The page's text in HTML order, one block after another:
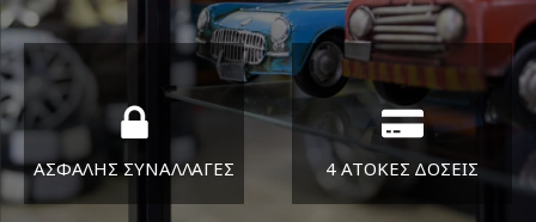
Όπου και αν είστε θα σας
στείλουμε τα ελαστικά σας
ΔΕΥ-ΠΑΡ 8:30-17:30
ΣΑΒ 8:30-13:30
ΑΣΦΑΛΗΣ ΣΥΝΑΛΛΑΓΕΣ 4 ΑΤΟΚΕΣ ΔΟΣΕΙΣ